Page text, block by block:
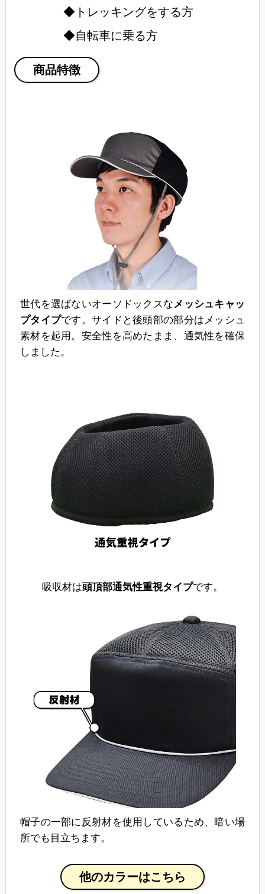
トレッキングをする方
自転車に乗る方
商品特徴
世代を選ばないオーソドックスなメッシュキャッ
プタイプです。サイドと後頭部の部分はメッシュ
素材を起用。安全性を高めたまま、通気性を確保
しました。
吸収材は頭頂部通気性重視タイプです。
帽子の一部に反射材を使用しているため、暗い場
所でも目立ちます。
他のカラーはこちら